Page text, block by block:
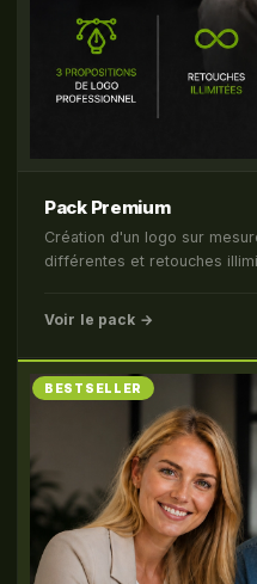
Pack Premium
Création d'un logo sur
différentes et retouches
Voir le pack →
BESTSELLER